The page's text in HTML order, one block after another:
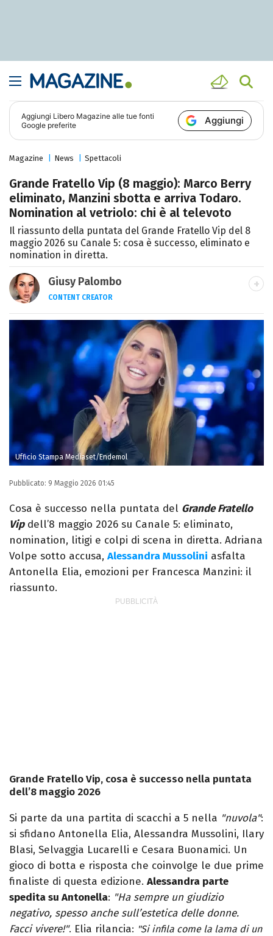
Aggiungi Libero Magazine alle tue fonti
Google preferite
Aggiungi
Magazine News Spettacoli
Grande Fratello Vip (8 maggio): Marco Berry
eliminato, Manzini sbotta e arriva Todaro.
Nomination al vetriolo: chi è al televoto
Il riassunto della puntata del Grande Fratello Vip del 8
maggio 2026 su Canale 5: cosa è successo, eliminato e
nomination in diretta.
Giusy Palombo
CONTENT CREATOR
LINKEDIN
INSTAGRAM ALTRI SITI
Giornalista e content creator. Racconto
cultura pop e spettacolo tra articoli e
video, con uno stile diretto e autoriale.
Ufficio Stampa Mediaset/Endemol
Pubblicato: 9 Maggio 2026 01:45
Cosa è successo nella puntata del Grande Fratello
Vipdell’8 maggio 2026 su Canale 5: eliminato,
nomination, litigi e colpi di scena in diretta. Adriana
Volpe sotto accusa, Alessandra Mussolini asfalta
Antonella Elia, emozioni per Francesca Manzini: il
riassunto.
Grande Fratello Vip, cosa è successo nella puntata
dell’8 maggio 2026
Si parte da una partita di scacchi a 5 nella "nuvola":
si sfidano Antonella Elia, Alessandra Mussolini, Ilary
Blasi, Selvaggia Lucarelli e Cesara Buonamici. Un
gioco di botta e risposta che coinvolge le due prime
finaliste di questa edizione. Alessandra parte
spedita su Antonella: "Ha sempre un giudizio
negativo, spesso anche sull’estetica delle donne.
Facci vivere!". Elia rilancia: "Si infila come la lama di un